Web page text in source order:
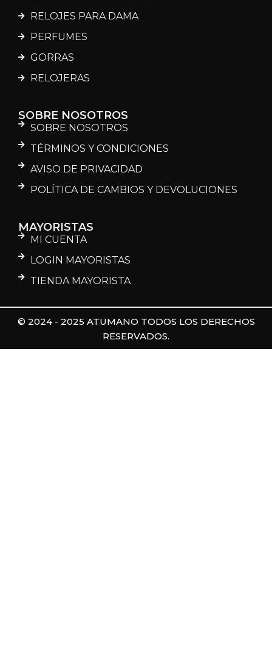
RELOJES PARA DAMA
PERFUMES
GORRAS
RELOJERAS
SOBRE NOSOTROS
SOBRE NOSOTROS
TÉRMINOS Y CONDICIONES
AVISO DE PRIVACIDAD
POLÍTICA DE CAMBIOS Y DEVOLUCIONES
MAYORISTAS
MI CUENTA
LOGIN MAYORISTAS
TIENDA MAYORISTA
© 2024 - 2025 ATUMANO TODOS LOS DERECHOS
RESERVADOS.